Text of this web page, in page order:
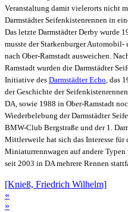
Veranstaltung damit vielerorts nicht
Darmstädter Seifenkistenrennen in
Das letzte Darmstädter Derby wurde
musste der Starkenburger
nach Ober-Ramstadt ausweichen.
Ramstadt wurden die Darmstädter
Initiative des Darmstädter Echo , das
der Geschichte der
DA, sowie 1988 in Ober-Ramstadt
Wiederbelebung der Darmstädter
BMW-Club Bergstraße und der 1.
Mittlerweile hat sich das Interesse für
Miniaturrennwagen auf andere
seit 2003 in DA mehrere Rennen
[Knieß, Friedrich Wilhelm]
«
»